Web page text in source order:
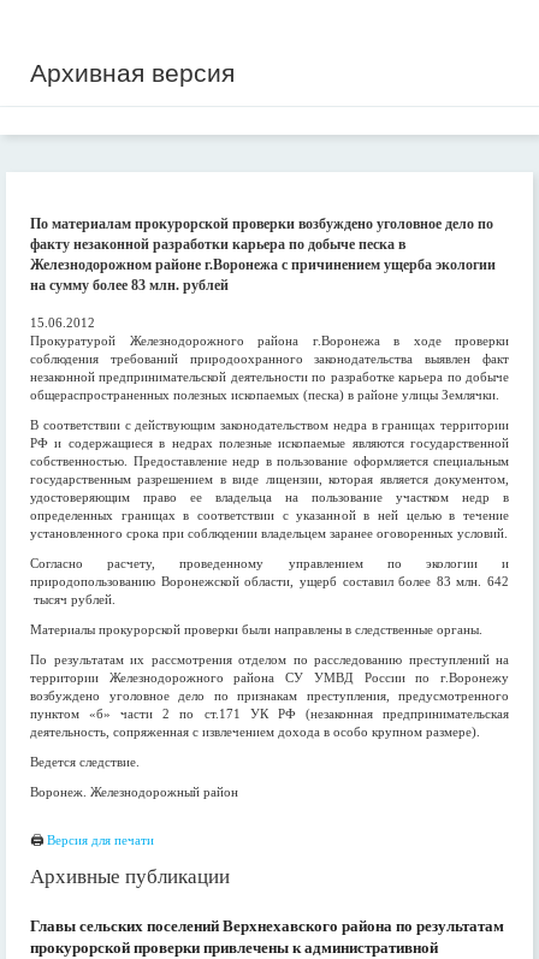
Архивная версия
По материалам прокурорской проверки возбуждено уголовное дело по
факту незаконной разработки карьера по добыче песка в
Железнодорожном районе г.Воронежа с причинением ущерба экологии
на сумму более 83 млн. рублей
15.06.2012
Прокуратурой Железнодорожного района г.Воронежа в ходе проверки
соблюдения требований природоохранного законодательства выявлен факт
незаконной предпринимательской деятельности по разработке карьера по добыче
общераспространенных полезных ископаемых (песка) в районе улицы Землячки.
В соответствии с действующим законодательством недра в границах территории
РФ и содержащиеся в недрах полезные ископаемые являются государственной
собственностью. Предоставление недр в пользование оформляется специальным
государственным разрешением в виде лицензии, которая является документом,
удостоверяющим право ее владельца на пользование участком недр в
определенных границах в соответствии с указанной в ней целью в течение
установленного срока при соблюдении владельцем заранее оговоренных условий.
Согласно расчету, проведенному управлением по экологии и
природопользованию Воронежской области, ущерб составил более 83 млн. 642
тысяч рублей.
Материалы прокурорской проверки были направлены в следственные органы.
По результатам их рассмотрения отделом по расследованию преступлений на
территории Железнодорожного района СУ УМВД России по г.Воронежу
возбуждено уголовное дело по признакам преступления, предусмотренного
пунктом «б» части 2 по ст.171 УК РФ (незаконная предпринимательская
деятельность, сопряженная с извлечением дохода в особо крупном размере).
Ведется следствие.
Воронеж. Железнодорожный район
🖨 Версия для печати
Архивные публикации
Главы сельских поселений Верхнехавского района по результатам
прокурорской проверки привлечены к административной